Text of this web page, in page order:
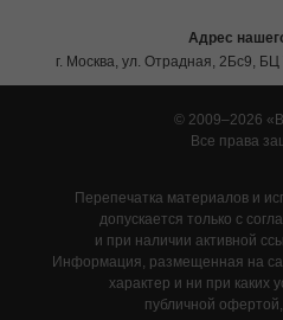
Адрес
г. Москва, ул. Отрадная, 2Бс9,
© 2009–2026
Все права
Перепечатка материалов и
допускается только с
и при наличии активной
Информация, размещенная на
характер и ни при каких
публичной